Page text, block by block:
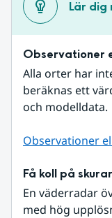
Lär dig
Observationer
Alla orter har
beräknas ett
och modelldata.
Observationer
Få koll på
En väderradar
med hög